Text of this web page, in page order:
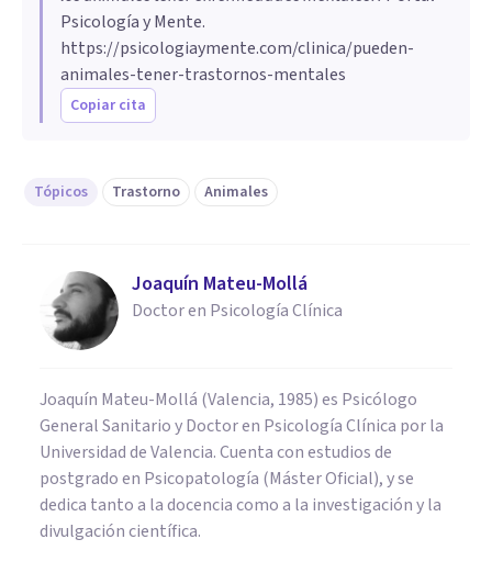
Psicología y Mente.
https://psicologiaymente.com/clinica/pueden-
animales-tener-trastornos-mentales
Copiar cita
Tópicos Trastorno Animales
Joaquín Mateu-Mollá
Doctor en Psicología Clínica
Joaquín Mateu-Mollá (Valencia, 1985) es Psicólogo
General Sanitario y Doctor en Psicología Clínica por la
Universidad de Valencia. Cuenta con estudios de
postgrado en Psicopatología (Máster Oficial), y se
dedica tanto a la docencia como a la investigación y la
divulgación científica.